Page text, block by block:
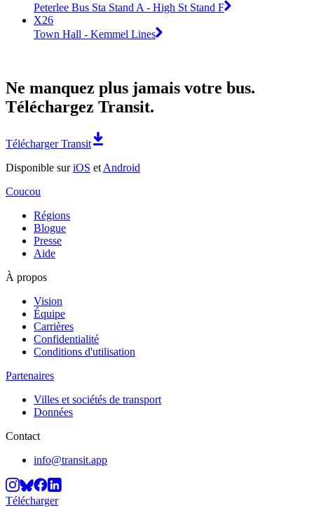
Peterlee Bus Sta Stand A - High St Stand F
X26
Town Hall - Kemmel Lines
Ne manquez plus jamais votre bus.
Téléchargez Transit.
Télécharger Transit
Disponible suriOS et Android
Coucou
Régions
Blogue
Presse
Aide
À propos
Vision
Équipe
Carrières
Confidentialité
Conditions d'utilisation
Partenaires
Villes et sociétés de transport
Données
Contact
info@transit.app
Télécharger